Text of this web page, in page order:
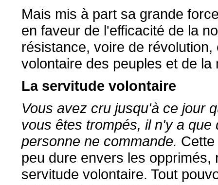
Mais mis à part sa grande
en faveur de l'efficacité de la
résistance, voire de
volontaire des peuples et de
La servitude volontaire
Vous avez cru jusqu'à ce jour
vous êtes trompés, il n'y a
personne ne commande.
peu dure envers les
servitude volontaire. Tout